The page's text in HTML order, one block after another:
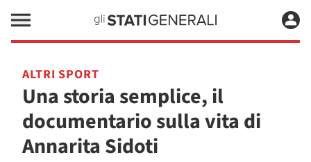
ALTRI SPORT
Una storia semplice, il
documentario sulla vita di
Annarita Sidoti